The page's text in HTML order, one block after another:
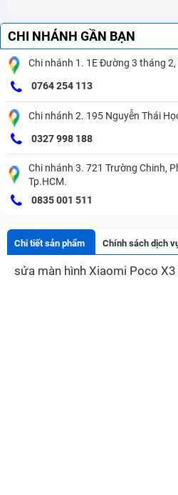
CHI NHÁNH GẦN BẠN
Chi nhánh 1. 1E Đường 3 tháng 2,
0764 254 113
Chi nhánh 2. 195 Nguyễn Thái
0327 998 188
Chi nhánh 3. 721 Trường Chinh,
Tp.HCM.
0835 001 511
Chi tiết sản phẩm Chính sách dịch
sửa màn hình Xiaomi Poco